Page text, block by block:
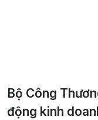
Bộ Công
động kinh